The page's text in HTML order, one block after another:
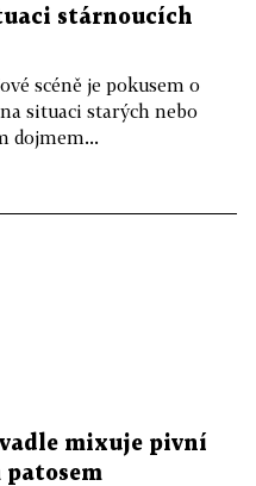
stárnoucích
scéně je pokusem o
situaci starých nebo
dojmem...
mixuje pivní